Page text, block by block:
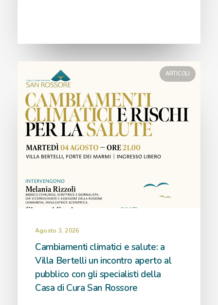
ARTICOLI
Agosto 3, 2026
Cambiamenti climatici e salute: a
Villa Bertelli un incontro aperto al
pubblico con gli specialisti della
Casa di Cura San Rossore